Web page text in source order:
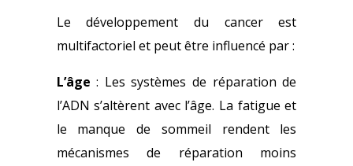
Le développement du cancer est
multifactoriel et peut être influencé par :
L’âge : Les systèmes de réparation de
l’ADN s’altèrent avec l’âge. La fatigue et
le manque de sommeil rendent les
mécanismes de réparation moins